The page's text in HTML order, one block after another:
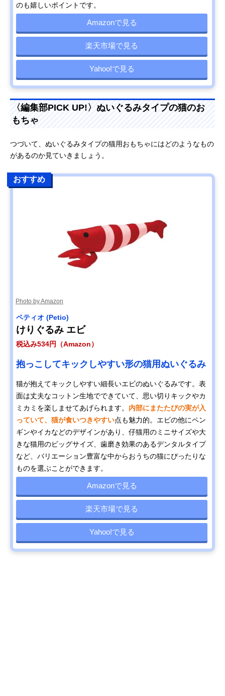
のも嬉しいポイントです。
Amazonで見る
楽天市場で見る
Yahoo!で見る
〈編集部PICK UP!〉ぬいぐるみタイプの猫のお
もちゃ
つづいて、ぬいぐるみタイプの猫用おもちゃにはどのようなもの
があるのか見ていきましょう。
おすすめ
Photo by Amazon
ペティオ (Petio)
けりぐるみ エビ
税込み534円（Amazon）
抱っこしてキックしやすい形の猫用ぬいぐるみ
猫が抱えてキックしやすい細長いエビのぬいぐるみです。表
面は丈夫なコットン生地でできていて、思い切りキックやカ
ミカミを楽しませてあげられます。 内部にまたたびの実が入
っていて、猫が食いつきやすい点も魅力的。エビの他にペン
ギンやイカなどのデザインがあり、仔猫用のミニサイズや大
きな猫用のビッグサイズ、歯磨き効果のあるデンタルタイプ
など、バリエーション豊富な中からおうちの猫にぴったりな
ものを選ぶことができます。
Amazonで見る
楽天市場で見る
Yahoo!で見る